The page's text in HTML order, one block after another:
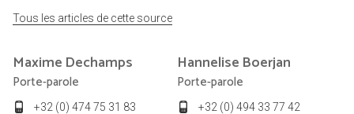
Tous les articles de cette source
Maxime Dechamps
Porte-parole
+32 (0) 474 75 31 83
Hannelise Boerjan
Porte-parole
+32 (0) 494 33 77 42